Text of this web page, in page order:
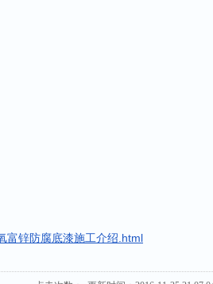
富锌防腐底漆施工介绍.html